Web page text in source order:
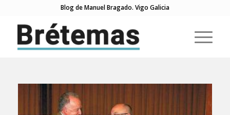
Blog de Manuel Bragado. Vigo Galicia